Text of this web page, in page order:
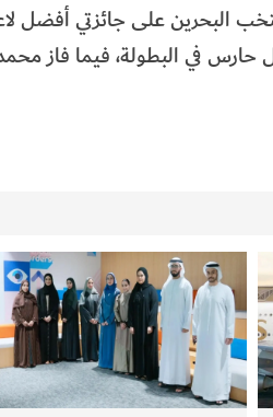
على جائزتي أفضل
في البطولة، فيما فاز